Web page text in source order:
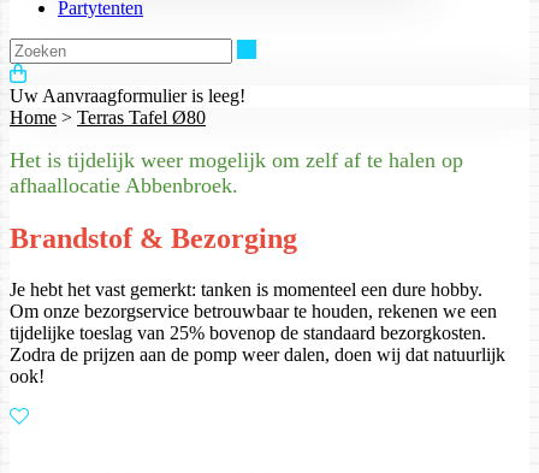
Partytenten
Uw Aanvraagformulier is leeg!
Home > Terras Tafel Ø80
Het is tijdelijk weer mogelijk om zelf af te halen op
afhaallocatie Abbenbroek.
Brandstof & Bezorging
Je hebt het vast gemerkt: tanken is momenteel een dure hobby.
Om onze bezorgservice betrouwbaar te houden, rekenen we een
tijdelijke toeslag van 25% bovenop de standaard bezorgkosten.
Zodra de prijzen aan de pomp weer dalen, doen wij dat natuurlijk
ook!